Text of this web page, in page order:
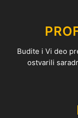
Budite i Vi deo
ostvarili